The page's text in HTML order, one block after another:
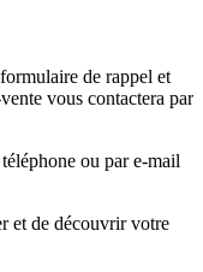
de rappel et
vous contactera par
ou par e-mail
et de découvrir votre